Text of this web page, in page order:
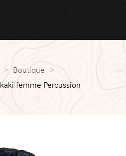
> Boutique >
femme Percussion